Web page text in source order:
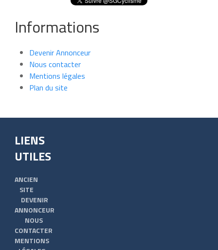
Informations
Devenir Annonceur
Nous contacter
Mentions légales
Plan du site
LIENS
UTILES
ANCIEN
SITE
DEVENIR
ANNONCEUR
NOUS
CONTACTER
MENTIONS